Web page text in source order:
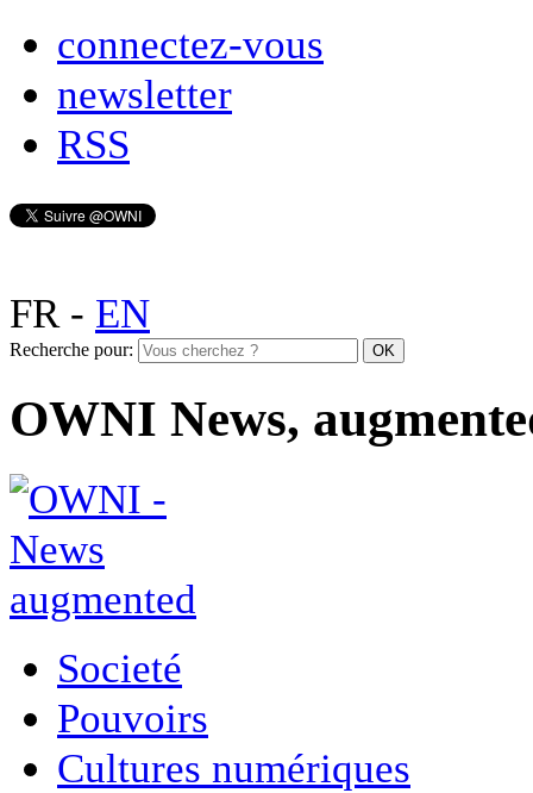
connectez-vous
newsletter
RSS
FR- EN
Recherche pour:
OWNI News,
Societé
Pouvoirs
Cultures numériques